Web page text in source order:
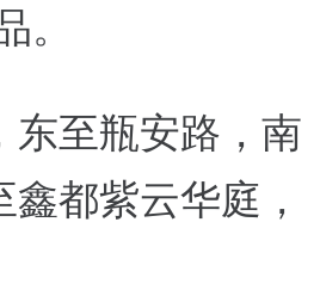
。
东至瓶安路，南
都紫云华庭，